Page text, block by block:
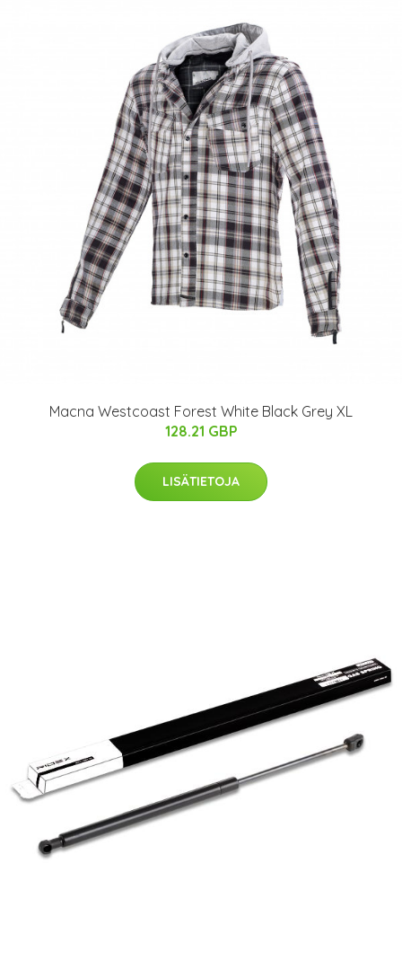
Macna Westcoast Forest White Black Grey XL
128.21 GBP
LISÄTIETOJA